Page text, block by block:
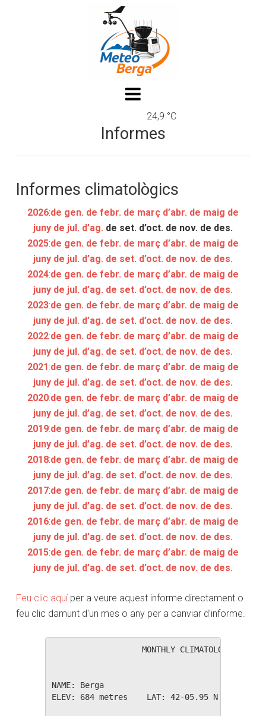
24,9 °C
Informes
Informes climatològics
2026:de gen. de febr. de març d’abr. de maig de
juny de jul. d’ag. de set. d’oct. de nov. de des.
2025:de gen. de febr. de març d’abr. de maig de
juny de jul. d’ag. de set. d’oct. de nov. de des.
2024:de gen. de febr. de març d’abr. de maig de
juny de jul. d’ag. de set. d’oct. de nov. de des.
2023:de gen. de febr. de març d’abr. de maig de
juny de jul. d’ag. de set. d’oct. de nov. de des.
2022:de gen. de febr. de març d’abr. de maig de
juny de jul. d’ag. de set. d’oct. de nov. de des.
2021:de gen. de febr. de març d’abr. de maig de
juny de jul. d’ag. de set. d’oct. de nov. de des.
2020:de gen. de febr. de març d’abr. de maig de
juny de jul. d’ag. de set. d’oct. de nov. de des.
2019:de gen. de febr. de març d’abr. de maig de
juny de jul. d’ag. de set. d’oct. de nov. de des.
2018:de gen. de febr. de març d’abr. de maig de
juny de jul. d’ag. de set. d’oct. de nov. de des.
2017:de gen. de febr. de març d’abr. de maig de
juny de jul. d’ag. de set. d’oct. de nov. de des.
2016:de gen. de febr. de març d’abr. de maig de
juny de jul. d’ag. de set. d’oct. de nov. de des.
2015:de gen. de febr. de març d’abr. de maig de
juny de jul. d’ag. de set. d’oct. de nov. de des.
Feu clic aquíper a veure aquest informe directament o
feu clic damunt d'un mes o any per a canviar d'informe.
MONTHLY CLIMATOLOGICAL
NAME: Berga
ELEV: 684 metres    LAT: 42-05.95 N    LONG: